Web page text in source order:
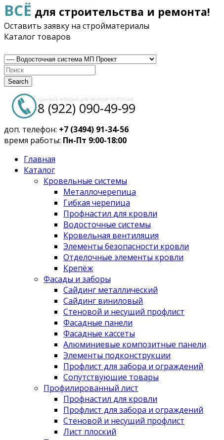
ВСЁ для строительства и ремонта!
Оставить заявку на стройматериалы
Каталог товаров
Search
единый телефон для звонков по России:
8 (922) 090-49-99
доп. телефон: +7 (3494) 91-34-56
время работы: Пн-Пт 9:00-18:00
Главная
Каталог
Кровельные системы
Металлочерепица
Гибкая черепица
Профнастил для кровли
Водосточные системы
Кровельная вентиляция
Элементы безопасности кровли
Отделочные элементы кровли
Крепёж
Фасады и заборы
Сайдинг металлический
Сайдинг виниловый
Стеновой и несущий профлист
Фасадные панели
Фасадные кассеты
Алюминиевые композитные панели
Элементы подконструкции
Профлист для забора и ограждений
Сопутствующие товары
Профилированный лист
Профнастил для кровли
Профлист для забора и ограждений
Стеновой и несущий профлист
Лист плоский